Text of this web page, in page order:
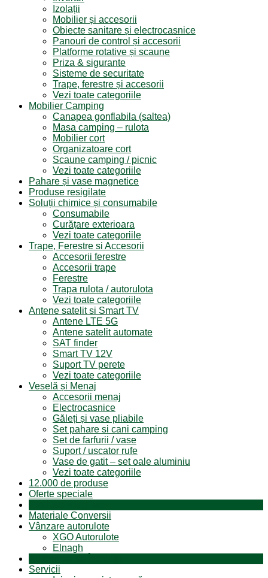
Izolații
Mobilier și accesorii
Obiecte sanitare și electrocasnice
Panouri de control și accesorii
Platforme rotative și scaune
Priza & sigurante
Sisteme de securitate
Trape, ferestre și accesorii
Vezi toate categoriile
Mobilier Camping
Canapea gonflabila (saltea)
Masa camping – rulota
Mobilier cort
Organizatoare cort
Scaune camping / picnic
Vezi toate categoriile
Pahare și vase magnetice
Produse resigilate
Soluții chimice și consumabile
Consumabile
Curățare exterioara
Vezi toate categoriile
Trape, Ferestre si Accesorii
Accesorii ferestre
Accesorii trape
Ferestre
Trapa rulota / autorulota
Vezi toate categoriile
Antene satelit si Smart TV
Antene LTE 5G
Antene satelit automate
SAT finder
Smart TV 12V
Suport TV perete
Vezi toate categoriile
Veselă și Menaj
Accesorii menaj
Electrocasnice
Găleți și vase pliabile
Set pahare si cani camping
Set de farfurii / vase
Suport / uscator rufe
Vase de gatit – set oale aluminiu
Vezi toate categoriile
12.000 de produse
Oferte speciale
Materiale Conversii
Vânzare autorulote
XGO Autorulote
Elnagh
Servicii